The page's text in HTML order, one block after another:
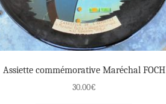
Assiette commémorative Maréchal FOCH
30.00€